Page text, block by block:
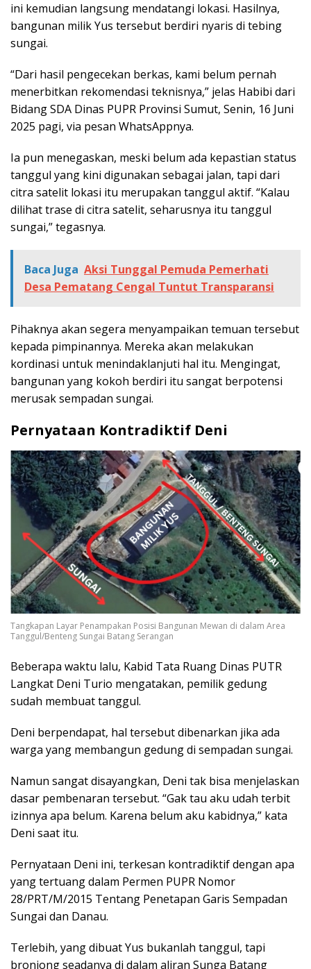
ini kemudian langsung mendatangi lokasi. Hasilnya,
bangunan milik Yus tersebut berdiri nyaris di tebing
sungai.
“Dari hasil pengecekan berkas, kami belum pernah
menerbitkan rekomendasi teknisnya,” jelas Habibi dari
Bidang SDA Dinas PUPR Provinsi Sumut, Senin, 16 Juni
2025 pagi, via pesan WhatsAppnya.
Ia pun menegaskan, meski belum ada kepastian status
tanggul yang kini digunakan sebagai jalan, tapi dari
citra satelit lokasi itu merupakan tanggul aktif. “Kalau
dilihat trase di citra satelit, seharusnya itu tanggul
sungai,” tegasnya.
Baca Juga Aksi Tunggal Pemuda Pemerhati
Desa Pematang Cengal Tuntut Transparansi
Pihaknya akan segera menyampaikan temuan tersebut
kepada pimpinannya. Mereka akan melakukan
kordinasi untuk menindaklanjuti hal itu. Mengingat,
bangunan yang kokoh berdiri itu sangat berpotensi
merusak sempadan sungai.
Pernyataan Kontradiktif Deni
Tangkapan Layar Penampakan Posisi Bangunan Mewan di dalam Area
Tanggul/Benteng Sungai Batang Serangan
Beberapa waktu lalu, Kabid Tata Ruang Dinas PUTR
Langkat Deni Turio mengatakan, pemilik gedung
sudah membuat tanggul.
Deni berpendapat, hal tersebut dibenarkan jika ada
warga yang membangun gedung di sempadan sungai.
Namun sangat disayangkan, Deni tak bisa menjelaskan
dasar pembenaran tersebut. “Gak tau aku udah terbit
izinnya apa belum. Karena belum aku kabidnya,” kata
Deni saat itu.
Pernyataan Deni ini, terkesan kontradiktif dengan apa
yang tertuang dalam Permen PUPR Nomor
28/PRT/M/2015 Tentang Penetapan Garis Sempadan
Sungai dan Danau.
Terlebih, yang dibuat Yus bukanlah tanggul, tapi
bronjong seadanya di dalam aliran Sunga Batang